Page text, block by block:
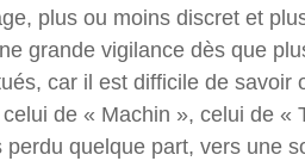
plus ou moins discret et
grande vigilance dès que
car il est difficile de savoir
de « Machin », celui de «
quelque part, vers une